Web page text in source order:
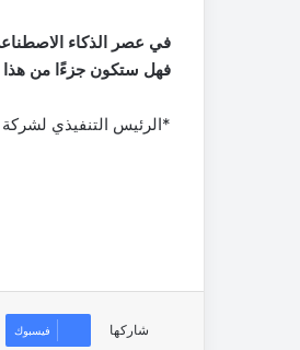
في عصر الذكاء
فهل ستكون جزءًا من هذا
*الرئيس التنفيذي
شاركها فيسبوك